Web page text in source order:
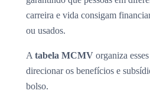
carreira e vida consigam
ou usados.
A tabela MCMV organiza
direcionar os benefícios e
bolso.